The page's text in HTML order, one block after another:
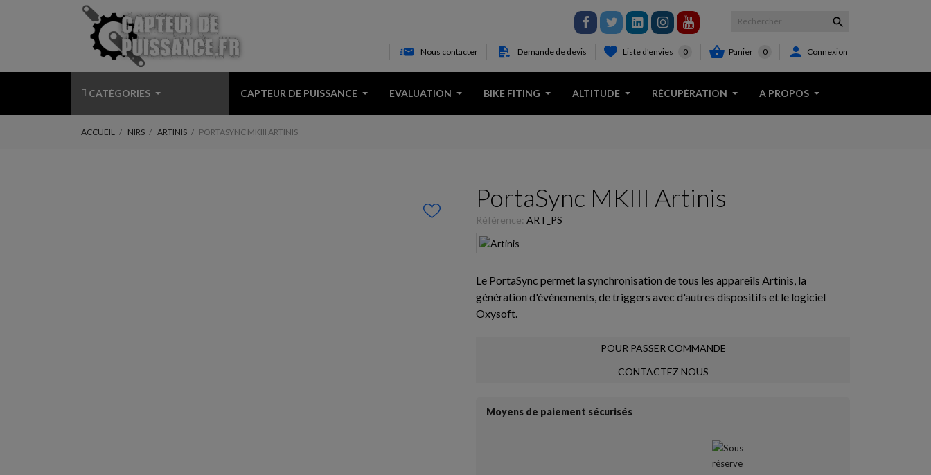

Nous contacter Demande de devis Liste d'envies 0  Panier 0  Connexion
CATÉGORIES CAPTEUR DE PUISSANCE EVALUATION BIKE FITING ALTITUDE RÉCUPÉRATION A PROPOS
ACCUEIL NIRS ARTINIS PORTASYNC MKIII ARTINIS
PortaSync MKIII Artinis
Référence: ART_PS
Le PortaSync permet la synchronisation de tous les appareils Artinis, la
génération d'évènements, de triggers avec d'autres dispositifs et le logiciel
Oxysoft.
POUR PASSER COMMANDE
CONTACTEZ NOUS
Moyens de paiement sécurisés